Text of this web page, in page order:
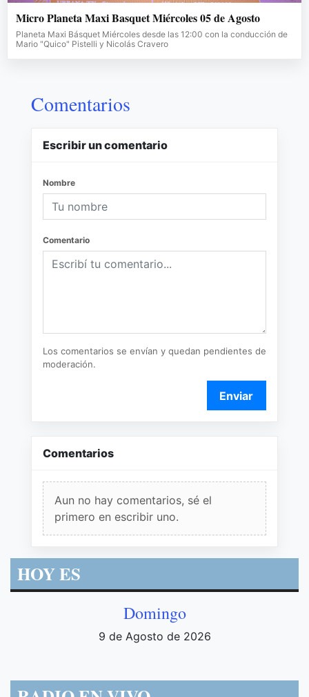
Micro Planeta Maxi Basquet Miércoles 05 de Agosto
Planeta Maxi Básquet Miércoles desde las 12:00 con la conducción de
Mario "Quico" Pistelli y Nicolás Cravero
Comentarios
Escribir un comentario
Nombre
Comentario
Los comentarios se envían y quedan pendientes de
moderación.
Enviar
Comentarios
Aun no hay comentarios, sé el
primero en escribir uno.
HOY ES
Domingo
9 de Agosto de 2026